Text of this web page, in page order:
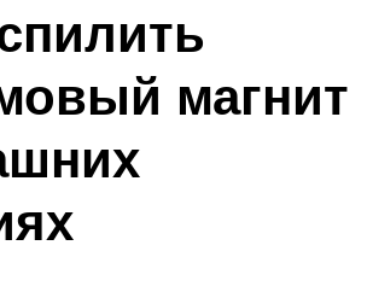
магнит